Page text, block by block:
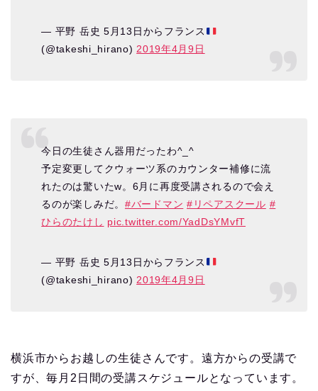
— 平野 岳史 5月13日からフランス
(@takeshi_hirano)2019年4月9日
今日の生徒さん器用だったわ^_^
予定変更してクウォーツ系のカウンター補修に流
れたのは驚いたw。6月に再度受講されるので会え
るのが楽しみだ。 #バードマン #リペアスクール #
ひらのたけし pic.twitter.com/YadDsYMvfT
— 平野 岳史 5月13日からフランス
(@takeshi_hirano) 2019年4月9日
横浜市からお越しの生徒さんです。遠方からの受講で
すが、毎月2日間の受講スケジュールとなっています。